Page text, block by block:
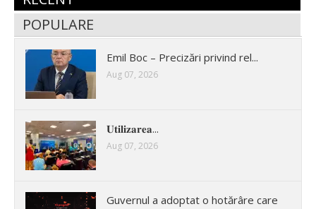
POPULARE
Emil Boc – Precizări privind rel...
Aug 07, 2026
𝐔𝐭𝐢𝐥𝐢𝐳𝐚𝐫𝐞𝐚...
Aug 07, 2026
Guvernul a adoptat o hotărâre care